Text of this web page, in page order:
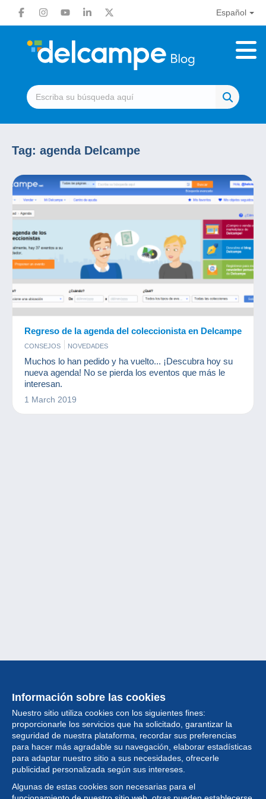
Español
Tag: agenda Delcampe
Regreso de la agenda del coleccionista en Delcampe
CONSEJOS NOVEDADES
Muchos lo han pedido y ha vuelto... ¡Descubra hoy su
nueva agenda! No se pierda los eventos que más le
interesan.
1 March 2019
Información sobre las cookies
Nuestro sitio utiliza cookies con los siguientes fines:
proporcionarle los servicios que ha solicitado, garantizar la
seguridad de nuestra plataforma, recordar sus preferencias
para hacer más agradable su navegación, elaborar estadísticas
para adaptar nuestro sitio a sus necesidades, ofrecerle
publicidad personalizada según sus intereses.
Algunas de estas cookies son necesarias para el
Colección
Noticias